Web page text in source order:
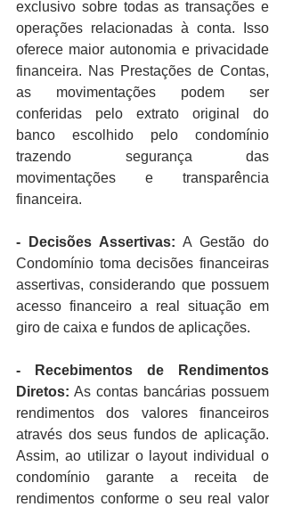
exclusivo sobre todas as transações e
operações relacionadas à conta. Isso
oferece maior autonomia e privacidade
financeira. Nas Prestações de Contas,
as movimentações podem ser
conferidas pelo extrato original do
banco escolhido pelo condomínio
trazendo segurança das
movimentações e transparência
financeira.
- Decisões Assertivas: A Gestão do
Condomínio toma decisões financeiras
assertivas, considerando que possuem
acesso financeiro a real situação em
giro de caixa e fundos de aplicações.
- Recebimentos de Rendimentos
Diretos: As contas bancárias possuem
rendimentos dos valores financeiros
através dos seus fundos de aplicação.
Assim, ao utilizar o layout individual o
condomínio garante a receita de
rendimentos conforme o seu real valor